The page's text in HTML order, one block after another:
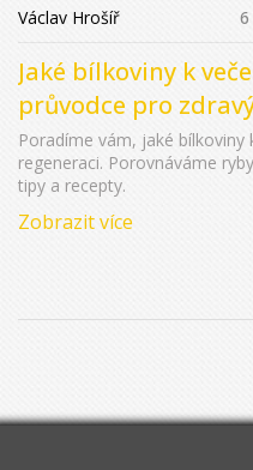
Václav Hrošíř 6
Jaké bílkoviny k
průvodce pro
Poradíme vám, jaké
regeneraci. Porovnáváme
tipy a recepty.
Zobrazit více